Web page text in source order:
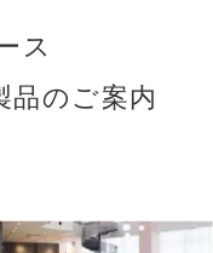
ス
品のご案内